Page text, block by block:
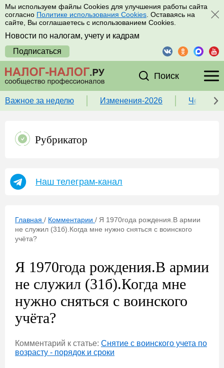
Мы используем файлы Cookies для улучшения работы сайта
согласно Политике использования Cookies . Оставаясь на
сайте, Вы соглашаетесь с использованием Cookies.
Новости по налогам, учету и кадрам
Подписаться
Поиск
Важное за неделю Изменения-2026 Чек-
Рубрикатор
Наш телеграм-канал
Главная / Комментарии / Я 1970года рождения.В армии
не служил (31б).Когда мне нужно сняться с воинского
учёта?
Я 1970года рождения.В армии
не служил (31б).Когда мне
нужно сняться с воинского
учёта?
Комментарий к статье: Снятие с воинского учета по
возрасту - порядок и сроки